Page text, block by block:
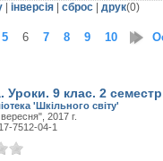
інверсія сброс друк(0)
5 6 7 8 9 10
Уроки. 9 клас. 2
'Шкільного світу'
2017 г.
7512-04-1